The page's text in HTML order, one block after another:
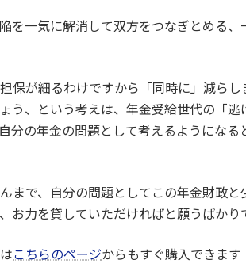
を一気に解消して双方をつなぎとめる
保が細るわけですから「同時に」減ら
、という考えは、年金受給世代の「
分の年金の問題として考えるようにな
まで、自分の問題としてこの年金財政
力を貸していただければと願うばかり
こちらのページからもすぐ購入できます